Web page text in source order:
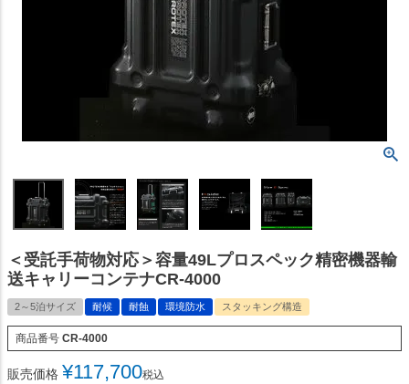
＜受託手荷物対応＞容量49Lプロスペック精密機器輸
送キャリーコンテナCR-4000
2～5泊サイズ 耐候 耐蝕 環境防水 スタッキング構造
商品番号 CR-4000
販売価格 ¥117,700税込